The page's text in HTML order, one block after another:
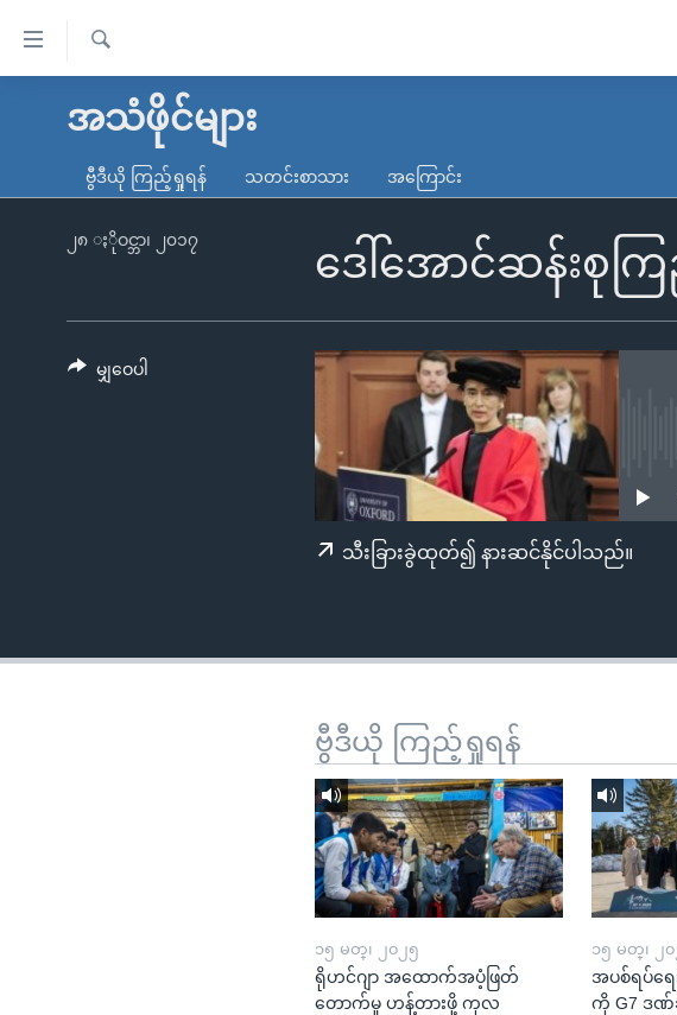
လွယ်ကူ
သည့်
ကျော်
မူလစာမျက်နှာ
ကမ္ဘာ့သတင်းများ
နိုင်ငံတကာ
တရုတ်
အစ္စရေး-ပါလက်စတိုင်း
ရပ်ဝန်းတခု လမ်းတခု အလွန်
အင်္ဂလိပ်စာလေ့လာမယ်
ရ
အသံဖိုင်များ
ဗွီဒီယို ကြည့်ရှုရန် သတင်းစာသား အကြောင်း
ဒေါ်အောင်ဆန်းစု
၂၈ ႏိုဝင္ဘာ၊ ၂၀၁၇
သီးခြားခွဲထုတ်၍ နားဆင်နိုင်ပါသည်။
မျှဝေပါ
ဗွီဒီယို ကြည့်ရှုရန်
၁၅ မတ္၊ ၂၀၂၅
ရိုဟင်ဂျာ အထောက်အပံ့ဖြတ်
တောက်မှု ဟန့်တားဖို့ ကုလ
၁၅ မတ္၊ ၂
အပစ်ရပ်ရ
ကို G7 ဒ